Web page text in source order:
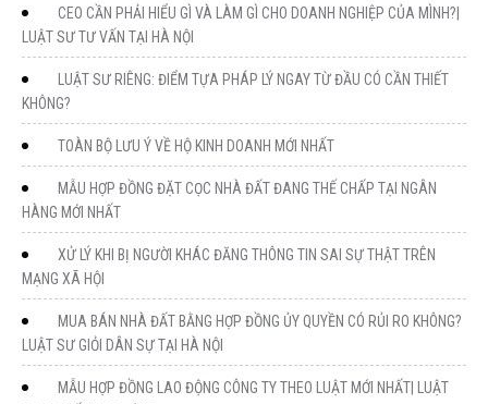
CEO CẦN PHẢI HIỂU GÌ VÀ LÀM GÌ CHO DOANH NGHIỆP CỦA MÌNH?|
LUẬT SƯ TƯ VẤN TẠI HÀ NỘI
LUẬT SƯ RIÊNG: ĐIỂM TỰA PHÁP LÝ NGAY TỪ ĐẦU CÓ CẦN THIẾT
KHÔNG?
TOÀN BỘ LƯU Ý VỀ HỘ KINH DOANH MỚI NHẤT
MẪU HỢP ĐỒNG ĐẶT CỌC NHÀ ĐẤT ĐANG THẾ CHẤP TẠI NGÂN
HÀNG MỚI NHẤT
XỬ LÝ KHI BỊ NGƯỜI KHÁC ĐĂNG THÔNG TIN SAI SỰ THẬT TRÊN
MẠNG XÃ HỘI
MUA BÁN NHÀ ĐẤT BẰNG HỢP ĐỒNG ỦY QUYỀN CÓ RỦI RO KHÔNG?
LUẬT SƯ GIỎI DÂN SỰ TẠI HÀ NỘI
MẪU HỢP ĐỒNG LAO ĐỘNG CÔNG TY THEO LUẬT MỚI NHẤT| LUẬT